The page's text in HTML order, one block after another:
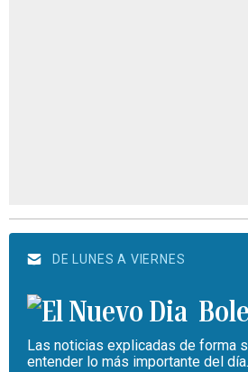
DE LUNES A VIERNES
Las noticias explicadas de forma
entender lo más importante del día.